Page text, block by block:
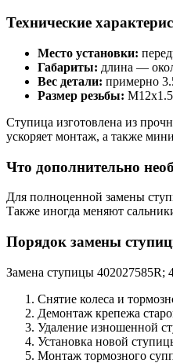
Технические
Место установки:
Габариты: длина —
Вес детали: примерно
Размер резьбы:
Ступица изготовлена из
ускоряет монтаж, а также
Что дополнительно
Для полноценной замены
Также иногда меняют
Порядок замены
Замена ступицы 402027585R;
Снятие колеса и
Демонтаж крепежа
Удаление изношенной
Установка новой
Монтаж тормозного